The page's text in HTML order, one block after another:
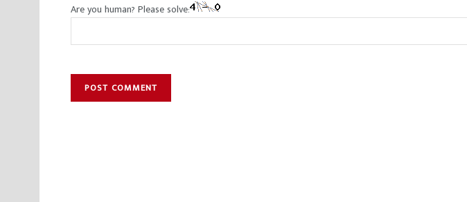
Are you human? Please solve: